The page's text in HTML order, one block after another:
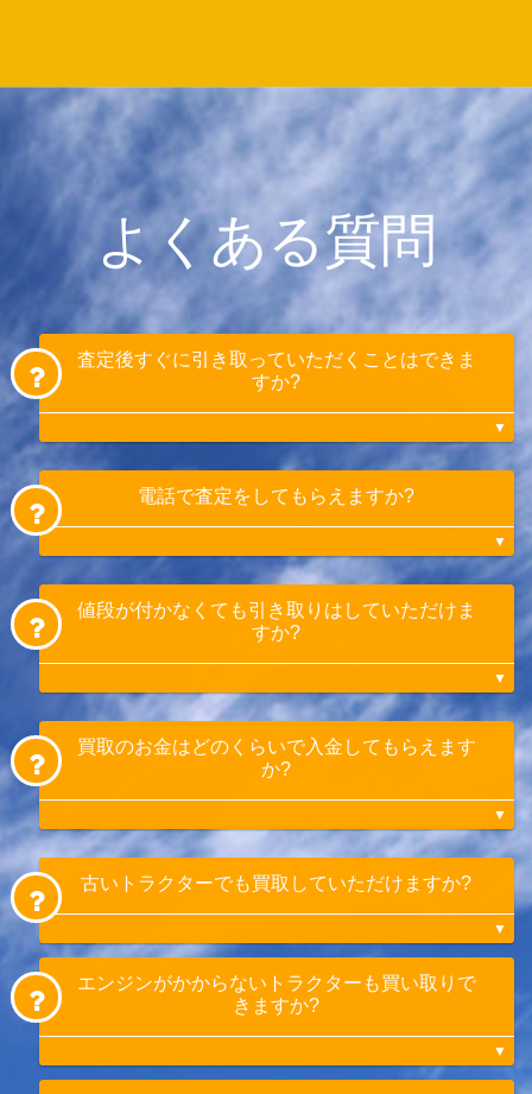
よくある質問
査定後すぐに引き取っていただくことはできま
すか?
はい。お問い合わせから即日引き取りも可能
です。お急ぎの方はあらかじめお伝えいただ
くとスムーズです。
電話で査定をしてもらえますか?
はい。承っております。お電話での査定希望
とお伝えください。詳細情報(メーカー、型
式、使用時間、状態等)を伝えていただき、
概算でのご案内となります。
らとなります。
値段が付かなくても引き取りはしていただけま
すか?
はい。引き取りさせていただきます。
よく田植え機だけを引き取ってもらえずお困
りの方がおられますが、当店ではトラクター
などの買取と一緒に買取不可の田植え機など
買取のお金はどのくらいで入金してもらえます
か?
査定当日に現金でお支払いいたします。振込
でのお支払いも可能です。
古いトラクターでも買取していただけますか?
もちろん買取いたします。型式や状態により
買取りできない場合もありますが、当店では
エンジンがかからないトラクターも買い取りで
きますか?